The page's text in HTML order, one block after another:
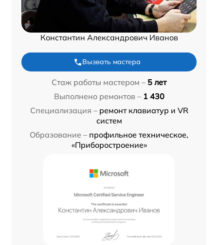
Константин Александрович Иванов
Вызвать мастера
Стаж работы мастером – 5 лет
Выполнено ремонтов – 1 430
Специализация – ремонт клавиатур и VR
систем
Образование – профильное техническое,
«Приборостроение»